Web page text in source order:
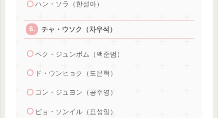
ハン・ソラ（한설아）
チャ・ウソク（차우석）
ペク・ジュンボム（백준범）
ド・ウンヒョク（도은혁）
コン・ジュヨン（공주영）
ピョ・ソンイル（표성일）